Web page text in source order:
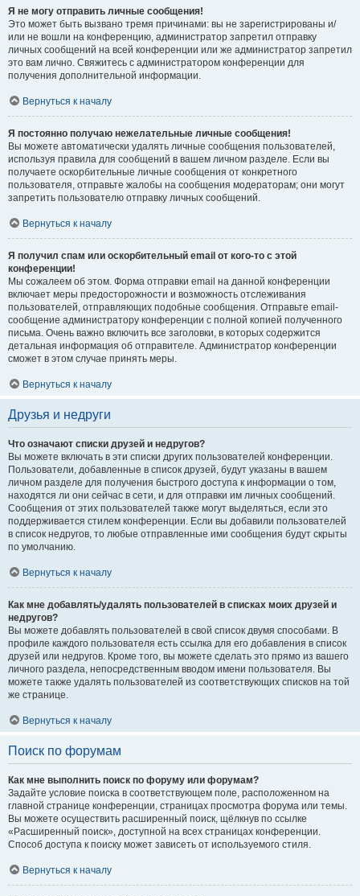
Я не могу отправить личные сообщения!
Это может быть вызвано тремя причинами: вы не зарегистрированы и/
или не вошли на конференцию, администратор запретил отправку
личных сообщений на всей конференции или же администратор запретил
это вам лично. Свяжитесь с администратором конференции для
получения дополнительной информации.
Вернуться к началу
Я постоянно получаю нежелательные личные сообщения!
Вы можете автоматически удалять личные сообщения пользователей,
используя правила для сообщений в вашем личном разделе. Если вы
получаете оскорбительные личные сообщения от конкретного
пользователя, отправьте жалобы на сообщения модераторам; они могут
запретить пользователю отправку личных сообщений.
Вернуться к началу
Я получил спам или оскорбительный email от кого-то с этой
конференции!
Мы сожалеем об этом. Форма отправки email на данной конференции
включает меры предосторожности и возможность отслеживания
пользователей, отправляющих подобные сообщения. Отправьте email-
сообщение администратору конференции с полной копией полученного
письма. Очень важно включить все заголовки, в которых содержится
детальная информация об отправителе. Администратор конференции
сможет в этом случае принять меры.
Вернуться к началу
Друзья и недруги
Что означают списки друзей и недругов?
Вы можете включать в эти списки других пользователей конференции.
Пользователи, добавленные в список друзей, будут указаны в вашем
личном разделе для получения быстрого доступа к информации о том,
находятся ли они сейчас в сети, и для отправки им личных сообщений.
Сообщения от этих пользователей также могут выделяться, если это
поддерживается стилем конференции. Если вы добавили пользователей
в список недругов, то любые отправленные ими сообщения будут скрыты
по умолчанию.
Вернуться к началу
Как мне добавлять/удалять пользователей в списках моих друзей и
недругов?
Вы можете добавлять пользователей в свой список двумя способами. В
профиле каждого пользователя есть ссылка для его добавления в список
друзей или недругов. Кроме того, вы можете сделать это прямо из вашего
личного раздела, непосредственным вводом имени пользователя. Вы
можете также удалять пользователей из соответствующих списков на той
же странице.
Вернуться к началу
Поиск по форумам
Как мне выполнить поиск по форуму или форумам?
Задайте условие поиска в соответствующем поле, расположенном на
главной странице конференции, страницах просмотра форума или темы.
Вы можете осуществить расширенный поиск, щёлкнув по ссылке
«Расширенный поиск», доступной на всех страницах конференции.
Способ доступа к поиску может зависеть от используемого стиля.
Вернуться к началу